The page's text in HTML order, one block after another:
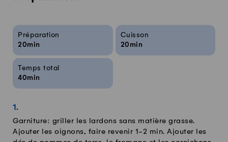
Infos sur la recette
Préparation
20min
Cuisson
20min
Temps total
40min
Garniture: griller les lardons sans matière grasse.
Ajouter les oignons, faire revenir 1-2 min. Ajouter les